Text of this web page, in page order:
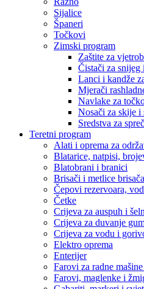
Sijalice
Španeri
Točkovi
Zimski program
Zaštite za
Čistači za snijeg
Lanci i kandže
Mjerači
Navlake za
Nosači za skije i
Sredstva za
Teretni program
Alati i oprema za
Blatarice, natpisi,
Blatobrani i branici
Brisači i metlice brisača
Čepovi rezervoara,
Četke
Crijeva za auspuh i
Crijeva za duvanje
Crijeva za vodu i
Elektro oprema
Enterijer
Farovi za radne
Farovi, maglenke i